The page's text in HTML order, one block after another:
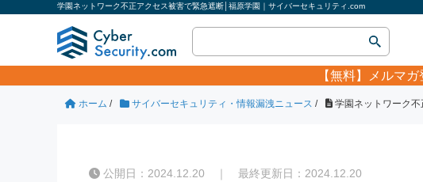
学園ネットワーク不正アクセス被害で緊急遮断│福原学園｜サイバーセキュリティ.com
【無料】 メルマ
ホーム / サイバーセキュリティ・情報漏洩ニュース / 学園ネットワーク
公開日：2024.12.20 ｜ 最終更新日：2024.12.20